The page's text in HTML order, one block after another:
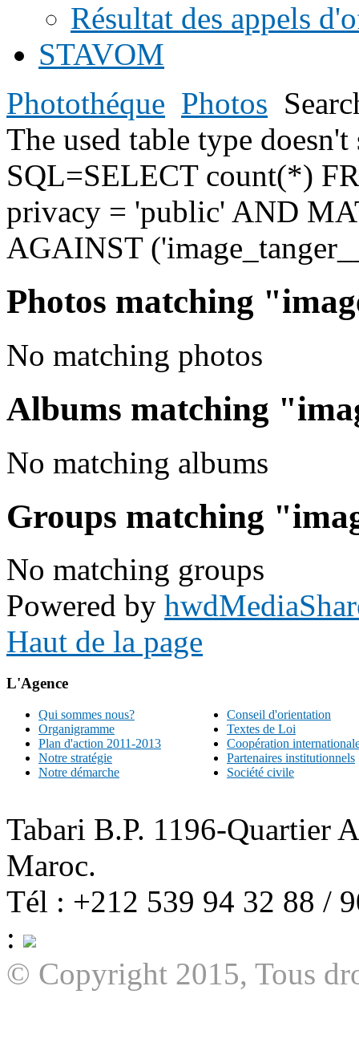
Résultat des appels
STAVOM
Photothéque Photos
The used table type
SQL=SELECT count(*)
privacy = 'public' AND
AGAINST
Photos matching
No matching photos
Albums matching
No matching albums
Groups matching
No matching groups
Powered by
Haut de la page
L'Agence
Qui sommes nous?
Organigramme
Plan d'action 2011-2013
Notre stratégie
Notre démarche
Conseil d'orientation
Textes de Loi
Coopération
Partenaires institutionnels
Société civile
Tabari B.P. 1196-Quartier
Maroc.
Tél : +212 539 94 32 88 /
:
© Copyright 2015, Tous